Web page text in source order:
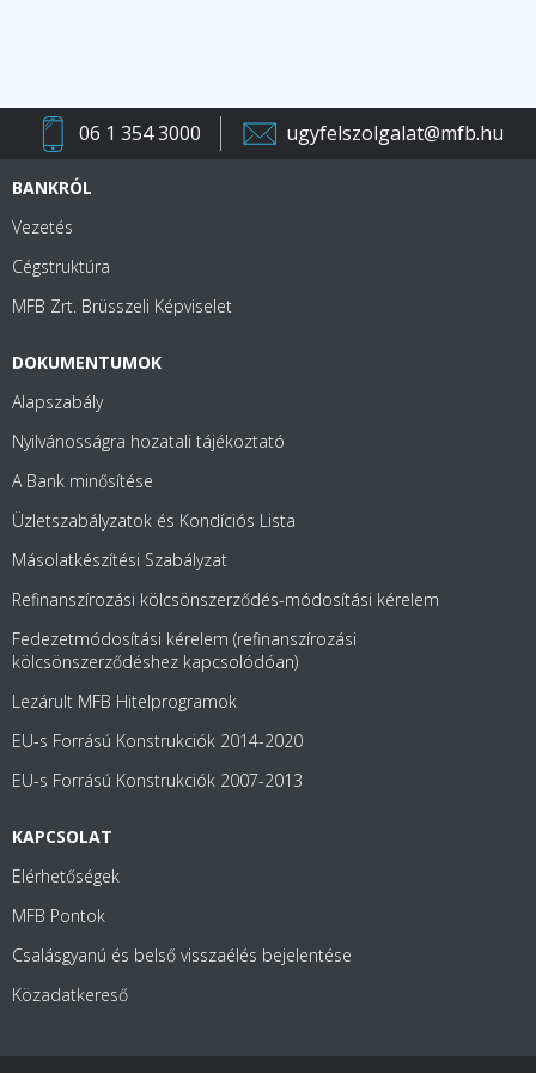
06 1 354 3000 ugyfelszolgalat@mfb.hu
BANKRÓL
Vezetés
Cégstruktúra
MFB Zrt. Brüsszeli Képviselet
DOKUMENTUMOK
Alapszabály
Nyilvánosságra hozatali tájékoztató
A Bank minősítése
Üzletszabályzatok és Kondíciós Lista
Másolatkészítési Szabályzat
Refinanszírozási kölcsönszerződés-módosítási kérelem
Fedezetmódosítási kérelem (refinanszírozási
kölcsönszerződéshez kapcsolódóan)
Lezárult MFB Hitelprogramok
EU-s Forrású Konstrukciók 2014-2020
EU-s Forrású Konstrukciók 2007-2013
KAPCSOLAT
Elérhetőségek
MFB Pontok
Csalásgyanú és belső visszaélés bejelentése
Közadatkereső